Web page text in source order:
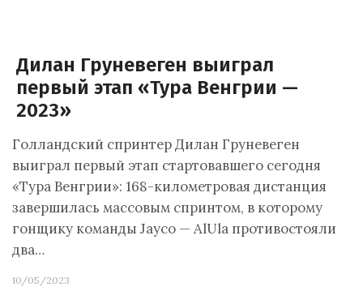
Дилан Груневеген выиграл
первый этап «Тура Венгрии —
2023»
Голландский спринтер Дилан Груневеген
выиграл первый этап стартовавшего сегодня
«Тура Венгрии»: 168-километровая дистанция
завершилась массовым спринтом, в которому
гонщику команды Jayco — AlUla противостояли
два…
10/05/2023